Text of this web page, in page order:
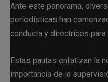
Ante este panorama,
periodísticas han
conducta y directrices para
Estas pautas enfatizan la
importancia de la